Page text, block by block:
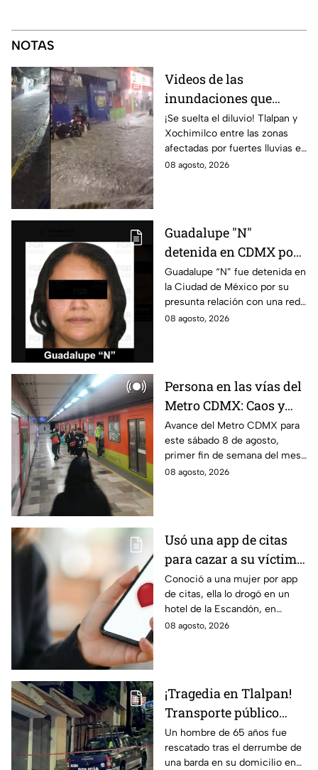
NOTAS
Videos de las
inundaciones que
dejaron las lluvias en
Tlalpan y Xochimilco
por lluvias intensas
¡Se suelta el diluvio! Tlalpan y
Xochimilco entre las zonas
afectadas por fuertes lluvias en
CDMX. Conce qué otras
08 agosto, 2026
Guadalupe "N"
detenida en CDMX por
presunta relación con
red de contrabando de
hidrocarburos
Guadalupe “N” fue detenida en
la Ciudad de México por su
presunta relación con una red
de contrabando de
08 agosto, 2026
Persona en las vías del
Metro CDMX: Caos y
retrasos de más de 20
minutos en la Línea B
Avance del Metro CDMX para
este sábado 8 de agosto,
primer fin de semana del mes.
Retraso o cierre de estaciones
08 agosto, 2026
Usó una app de citas
para cazar a su víctima:
Así operaba Ivette "N"
antes de huir a Puebla;
ya está detenida
Conoció a una mujer por app
de citas, ella lo drogó en un
hotel de la Escandón, en
CDMX, para robarle el auto y
08 agosto, 2026
¡Tragedia en Tlalpan!
Transporte público
arrolla, mata a un
hombre y huye
Un hombre de 65 años fue
rescatado tras el derrumbe de
una barda en su domicilio en